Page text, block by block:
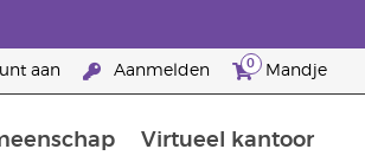
aan Aanmelden 0 Mandje
Virtueel kantoor